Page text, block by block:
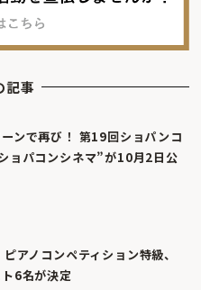
記事
ンで再び！ 第19回ショパンコ
ョパコンシネマ”が10月2日公
アノコンペティション特級、
6名が決定